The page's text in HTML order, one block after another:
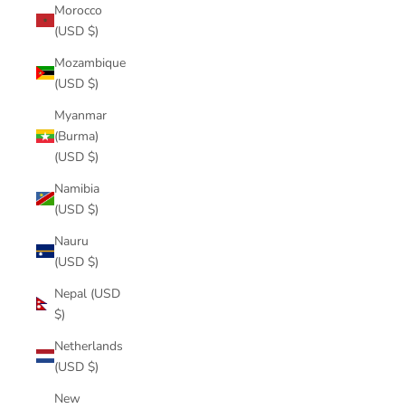
Morocco
(USD $)
Mozambique
(USD $)
Myanmar
(Burma)
(USD $)
Namibia
(USD $)
Nauru
(USD $)
Nepal (USD
$)
Netherlands
(USD $)
New